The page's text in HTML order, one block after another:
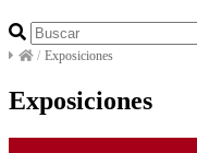
/ Exposiciones
Exposiciones